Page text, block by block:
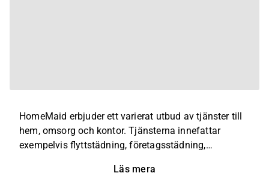
HomeMaid erbjuder ett varierat utbud av tjänster till
hem, omsorg och kontor. Tjänsterna innefattar
exempelvis flyttstädning, företagsstädning,
Läs mera